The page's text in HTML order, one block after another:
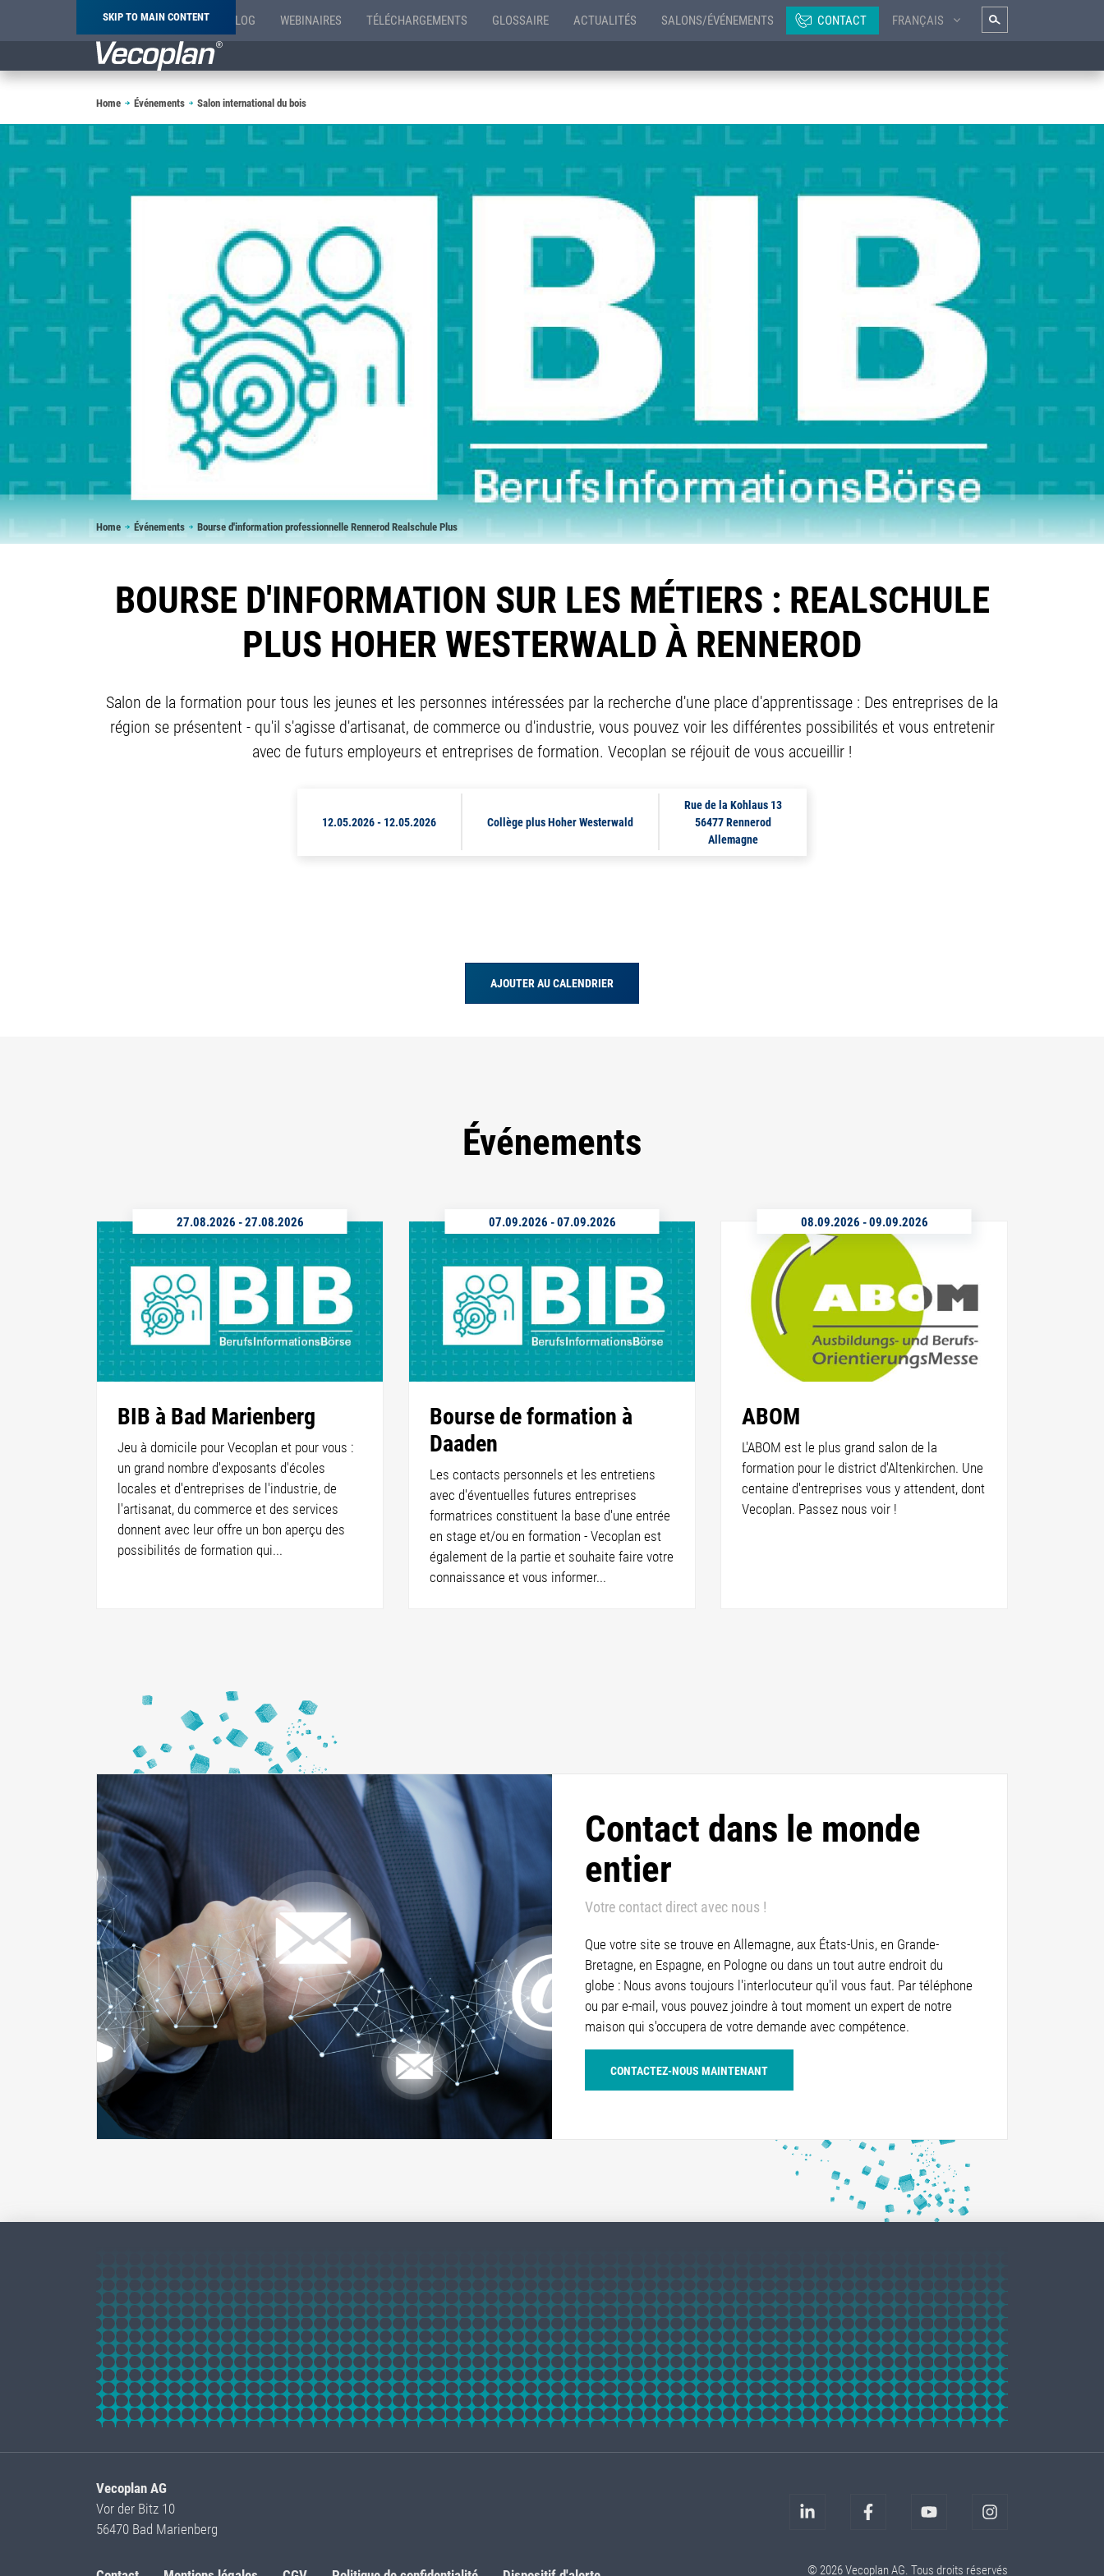
SKIP TO MAIN CONTENT BLOG WEBINAIRES TÉLÉCHARGEMENTS GLOSSAIRE ACTUALITÉS SALONS/ÉVÉNEMENTS CONTACT FRANÇAIS
Breadcrumb
Home Événements Salon international du bois
Breadcrumb
Home Événements Bourse d'information professionnelle Rennerod Realschule Plus
BOURSE D'INFORMATION SUR LES MÉTIERS : REALSCHULE
PLUS HOHER WESTERWALD À RENNEROD
Salon de la formation pour tous les jeunes et les personnes intéressées par la recherche d'une place d'apprentissage : Des entreprises de la
région se présentent - qu'il s'agisse d'artisanat, de commerce ou d'industrie, vous pouvez voir les différentes possibilités et vous entretenir
avec de futurs employeurs et entreprises de formation. Vecoplan se réjouit de vous accueillir !
12.05.2026- 12.05.2026 Collège plus Hoher Westerwald
Rue de la Kohlaus 13
56477 Rennerod
Allemagne
AJOUTER AU CALENDRIER
Événements
27.08.2026 -27.08.2026
BIB à Bad Marienberg
Jeu à domicile pour Vecoplan et pour vous :
un grand nombre d'exposants d'écoles
locales et d'entreprises de l'industrie, de
l'artisanat, du commerce et des services
donnent avec leur offre un bon aperçu des
possibilités de formation qui...
07.09.2026 -07.09.2026
Bourse de formation à
Daaden
Les contacts personnels et les entretiens
avec d'éventuelles futures entreprises
formatrices constituent la base d'une entrée
en stage et/ou en formation - Vecoplan est
également de la partie et souhaite faire votre
connaissance et vous informer...
08.09.2026 -09.09.2026
ABOM
L'ABOM est le plus grand salon de la
formation pour le district d'Altenkirchen. Une
centaine d'entreprises vous y attendent, dont
Vecoplan. Passez nous voir !
Contact dans le monde
entier
Votre contact direct avec nous !
Que votre site se trouve en Allemagne, aux États-Unis, en Grande-
Bretagne, en Espagne, en Pologne ou dans un tout autre endroit du
globe : Nous avons toujours l'interlocuteur qu'il vous faut. Par téléphone
ou par e-mail, vous pouvez joindre à tout moment un expert de notre
maison qui s'occupera de votre demande avec compétence.
CONTACTEZ-NOUS MAINTENANT
Vecoplan AG
Vor der Bitz 10
56470 Bad Marienberg
© 2026 Vecoplan AG. Tous droits réservés